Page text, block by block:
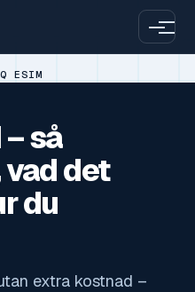
ESIM
så
det
du
extra kostnad –